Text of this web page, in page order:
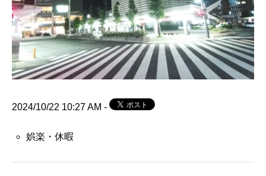
2024/10/22 10:27 AM -
娯楽・休暇